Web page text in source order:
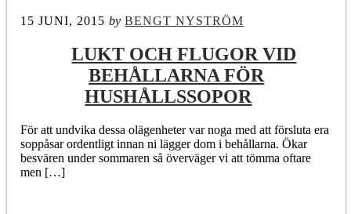
15 JUNI, 2015 by BENGT NYSTRÖM
LUKT OCH FLUGOR VID
BEHÅLLARNA FÖR
HUSHÅLLSSOPOR
För att undvika dessa olägenheter var noga med att försluta era
soppåsar ordentligt innan ni lägger dom i behållarna. Ökar
besvären under sommaren så överväger vi att tömma oftare
men […]